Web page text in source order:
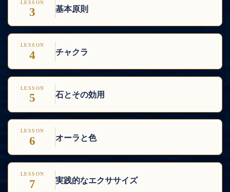
LESSON
3 基本原則
LESSON
4 チャクラ
LESSON
5 石とその効用
LESSON
6 オーラと色
LESSON
7 実践的なエクササイズ